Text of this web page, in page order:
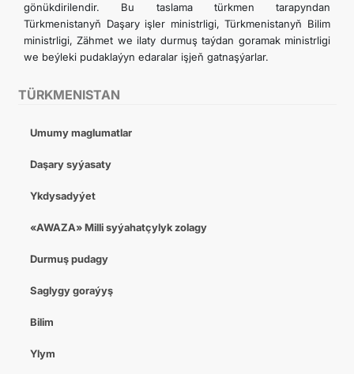
TÜRKMENISTAN
Umumy maglumatlar
Daşary syýasaty
Ykdysadyýet
«AWAZA» Milli syýahatçylyk zolagy
Durmuş pudagy
Saglygy goraýyş
Bilim
Ylym
gönükdirilendir. Bu taslama türkmen tarapyndan
Türkmenistanyň Daşary işler ministrligi, Türkmenistanyň Bilim
ministrligi, Zähmet we ilaty durmuş taýdan goramak ministrligi
we beýleki pudaklaýyn edaralar işjeň gatnaşýarlar.